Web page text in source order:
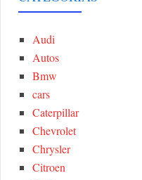
c
Audi
Autos
Bmw
cars
Caterpillar
Chevrolet
Chrysler
Citroen